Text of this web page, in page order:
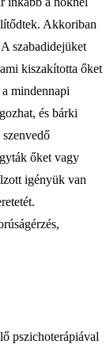
Akkoriban
szabadidejüket
kiszakította őket
mindennapi
és bárki
őket vagy
igényük van
pszichoterápiával